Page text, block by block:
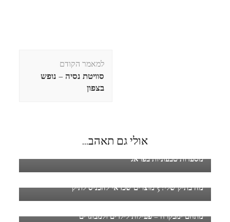
למאמר הקודם
סוויטת נסיה – נופש
בצפון
אולי גם תאהב...
מסעדות טבעוניות בפראג
מה בתיק שלי? 5 מוצרים שכדאי להכניס לתיק
מתחם ימבקרח – פעילות לילדים ולמבוגרים